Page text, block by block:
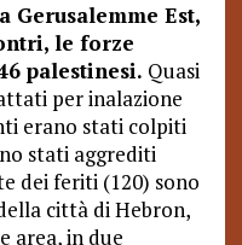
Gerusalemme Est,
le forze
palestinesi. Quasi
per inalazione
erano stati colpiti
stati aggrediti
dei feriti (120) sono
città di Hebron,
area, in due